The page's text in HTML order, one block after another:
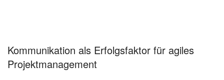
Kommunikation als Erfolgsfaktor für agiles
Projektmanagement